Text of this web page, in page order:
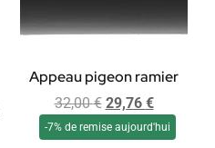
Appeau pigeon ramier
32,00€ 29,76 €
-7% de remise aujourd'hui